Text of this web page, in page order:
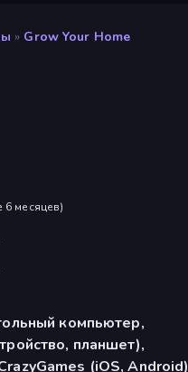
» Grow Your Home
6 месяцев)
компьютер,
планшет),
(iOS, Android)